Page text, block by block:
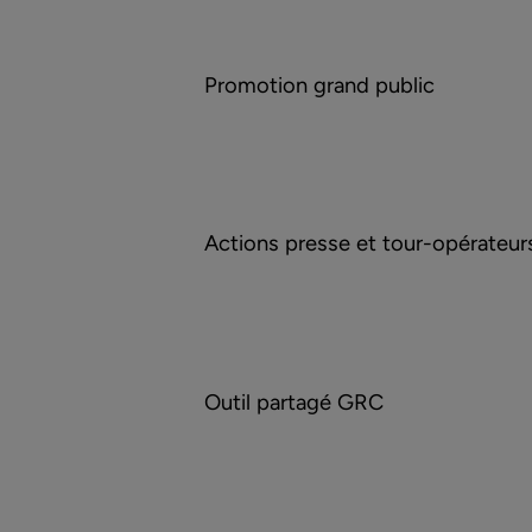
Promotion grand public
Actions presse et tour-
Outil partagé GRC